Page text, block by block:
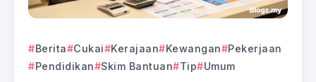
Berita Cukai Kerajaan Kewangan
Pekerjaan
Pendidikan
Skim Bantuan Tip Umum